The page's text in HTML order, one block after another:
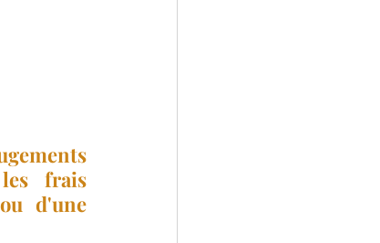
frais
d'une